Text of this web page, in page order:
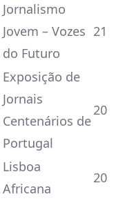
Jornalismo
Jovem – Vozes
do Futuro
21
Exposição de
Jornais
Centenários de
Portugal
20
Lisboa
Africana
20